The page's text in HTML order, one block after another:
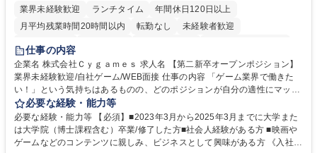
業界未経験歓迎
ランチタイム
年間休日120日以上
月平均残業時間20時間以内
転勤なし
未経験者歓迎
住宅手当あり
交通費支給
土日祝休み 服装自由 昼食補助あり
第二新卒歓迎
食事補助あり
仕事の内容
企業名 株式会社Ｃｙｇａｍｅｓ 求人名 【第二新卒オープンポジション】
業界未経験歓迎/自社ゲーム/WEB面接 仕事の内容 「ゲーム業界で働きた
い！」という気持ちはあるものの、どのポジションが自分の適性にマッチ
しているか悩んでいる方が対象となります！ 総合職（プランナー/データ
アナリストなど）、技術職（開発エンジニ ア/インフラエンジニアな
ど）、デザイン職（デザイナー/イラストレ ーターなど）等から、面接で
ご希望と適正にマッチしたポジションをご案内いたします。ゲームやエン
必要な経験・能力等
必要な経験・能力等 【必須】■2023年3月から2025年3月までに大学また
は大学院（博士課程含む）卒業/修了した方■社会人経験がある方 ■映画や
ゲームなどのコンテンツに親しみ、ビジネスとして興味がある方 《入社実